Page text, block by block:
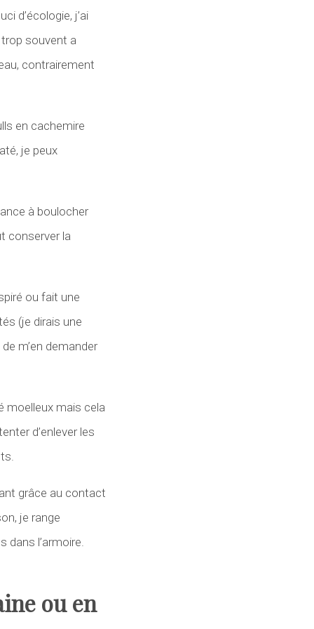
d’écologie, j’ai
souvent a
contrairement
en cachemire
je peux
à boulocher
conserver la
ou fait une
(je dirais une
m’en demander
moelleux mais cela
d’enlever les
grâce au contact
je range
dans l’armoire.
ou en